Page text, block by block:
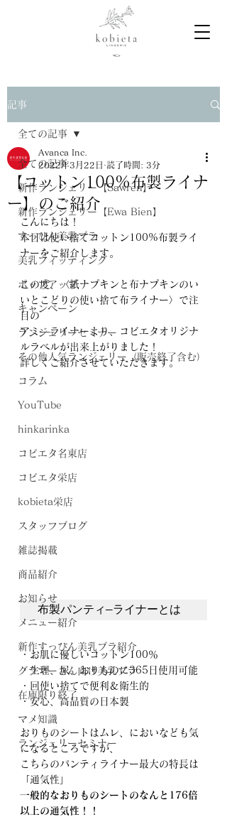
記事
全ての記事
新作ランジェリー【Sawren】
新作ランジェリー【Ewa Bien】
すっぴん美乳ブラ
美乳フィッティング
ポップアップ
キャンペーン
ランジェリーセミナー
その他人気ランジェリー（販売終了含む）
コラム
YouTube
hinkarinka
コビエタ名東店
コビエタ栄店
kobieta栄店
スタッフブログ
雑誌掲載
商品紹介
お知らせ
メニュー紹介
新作すっぴん美乳ブラ紹介
グラマーさん向け美乳ブラ
在庫限り終了
マメ知識
ランジェリーセミナー
全ての記事
【コットン100%布製ライナ
ー】のご紹介
Avanca Inc.
2022年3月22日 読了時間: 3分
こんにちは！
本日は使い捨てコットン100%布製ライ
ナーをご紹介します。
この度、〈紙ナプキンと布ナプキンのい
いとこどりの使い捨て布ライナー〉で注
目の
アミ―ライナーより、コビエタオリジナ
ルラベルが出来上がりました！
詳しくご紹介させていただきます。
布製パンティ―ライナーとは
・お肌に優しいコットン100％
・生理、尿、おりものに365日使用可能
・回使い捨てで便利＆衛生的
・安心、高品質の日本製
おりものシートはムレ、においなども気
になるところですが、
こちらのパンティライナー最大の特長は
「通気性」
一般的なおりものシートのなんと176倍
以上の通気性！！